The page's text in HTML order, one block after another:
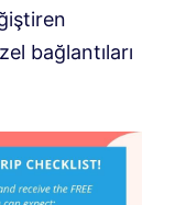
bağlantıları